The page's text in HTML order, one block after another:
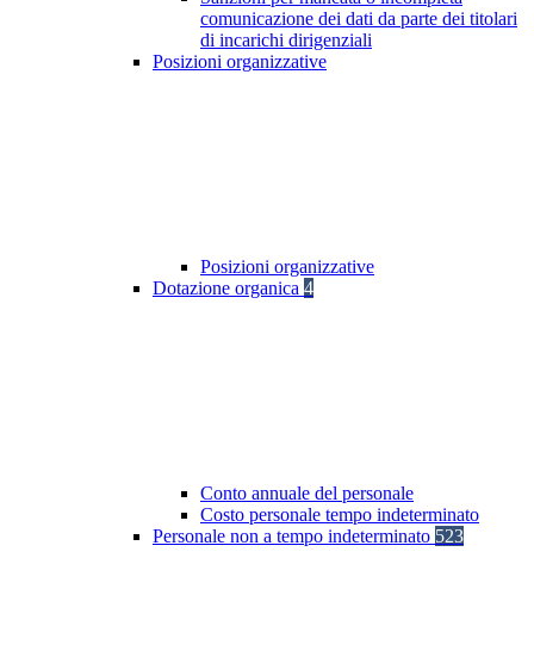
comunicazione dei dati da parte dei titolari
di incarichi dirigenziali
Posizioni organizzative
Posizioni organizzative
Dotazione organica 4
Conto annuale del personale
Costo personale tempo indeterminato
Personale non a tempo indeterminato 523